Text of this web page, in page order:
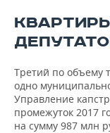
Третий по объему
одно
Управление
промежуток 2017
на сумму 987 млн